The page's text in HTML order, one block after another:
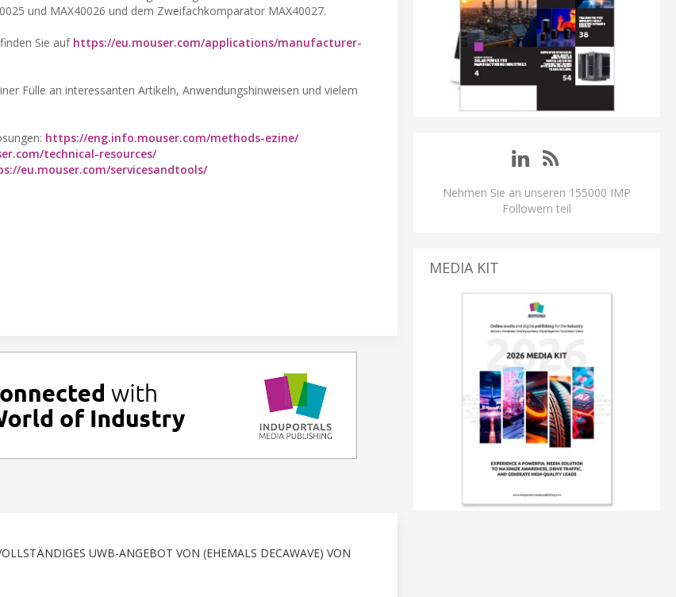
und MAX40026 und dem Zweifachkomparator MAX40027.
Sie auf https://eu.mouser.com/applications/manufacturer-
Fülle an interessanten Artikeln, Anwendungshinweisen und vielem
https://eng.info.mouser.com/methods-ezine/
technical-resources/
eu.mouser.com/servicesandtools/
UWB-ANGEBOT VON (EHEMALS DECAWAVE) VON
Nehmen Sie an unseren 155000 IMP
Followern teil
MEDIA KIT